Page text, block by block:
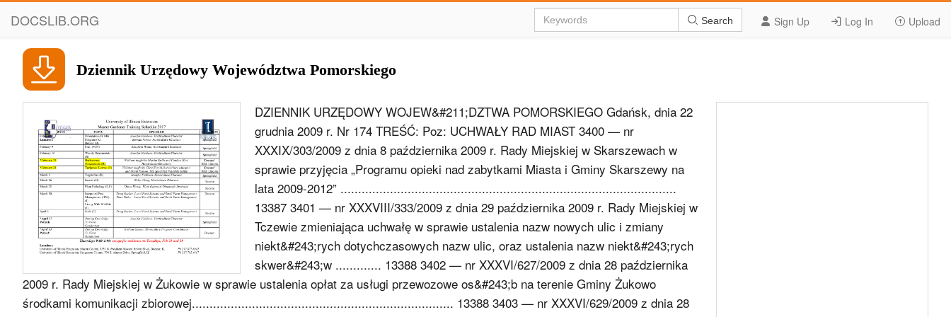
DOCSLIB.ORG Sign Up Log In Upload
Search
Dziennik Urzędowy Województwa Pomorskiego
DZIENNIK URZĘDOWY WOJEW&#211;DZTWA POMORSKIEGO Gdańsk, dnia 22
grudnia 2009 r. Nr 174 TREŚĆ: Poz: UCHWAŁY RAD MIAST 3400 — nr
XXXIX/303/2009 z dnia 8 października 2009 r. Rady Miejskiej w Skarszewach w
sprawie przyjęcia „Programu opieki nad zabytkami Miasta i Gminy Skarszewy na
lata 2009-2012” ...............................................................................................
13387 3401 — nr XXXVIII/333/2009 z dnia 29 października 2009 r. Rady Miejskiej w
Tczewie zmieniająca uchwałę w sprawie ustalenia nazw nowych ulic i zmiany
niekt&#243;rych dotychczasowych nazw ulic, oraz ustalenia nazw niekt&#243;rych
skwer&#243;w ............. 13388 3402 — nr XXXVI/627/2009 z dnia 28 października
2009 r. Rady Miejskiej w Żukowie w sprawie ustalenia opłat za usługi przewozowe os&#243;b na terenie Gminy Żukowo
środkami komunikacji zbiorowej.......................................................................... 13388 3403 — nr XXXVI/629/2009 z dnia 28